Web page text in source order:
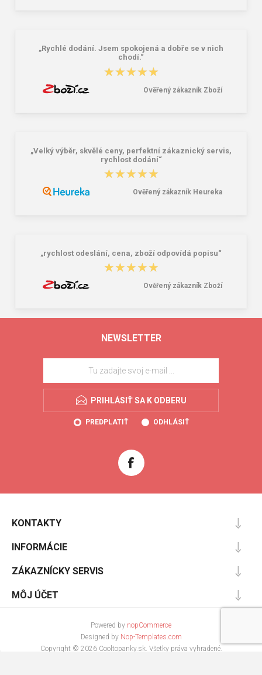
„Rychlé dodání. Jsem spokojená a dobře se v nich
chodí.“
★★★★★
★★★★★
Ověřený zákazník Zboží
„Velký výběr, skvělé ceny, perfektní zákaznický servis,
rychlost dodání“
★★★★★
★★★★★
Ověřený zákazník Heureka
„rychlost odeslání, cena, zboží odpovídá popisu“
★★★★★
★★★★★
Ověřený zákazník Zboží
NEWSLETTER
PRIHLÁSIŤ SA K ODBERU
PREDPLATIŤ ODHLÁSIŤ
KONTAKTY
INFORMÁCIE
ZÁKAZNÍCKY SERVIS
MÔJ ÚČET
Powered by nopCommerce
Designed by Nop-Templates.com
Copyright © 2026 Cooltopanky.sk. Všetky práva vyhradené.